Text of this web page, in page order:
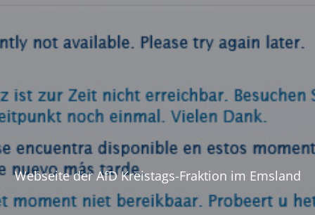
Webseite der AfD Kreistags-Fraktion im Emsland